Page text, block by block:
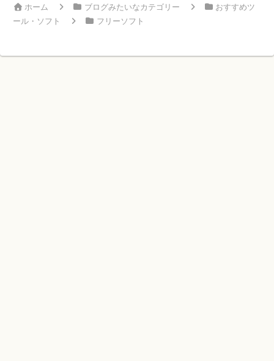
ホーム ブログみたいなカテゴリー
おすすめツ
ール・ソフト
フリーソフト